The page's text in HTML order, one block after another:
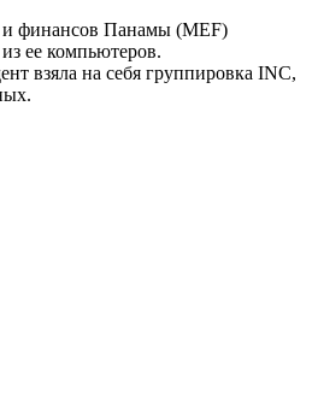
финансов Панамы (MEF)
ее компьютеров.
взяла на себя группировка INC,